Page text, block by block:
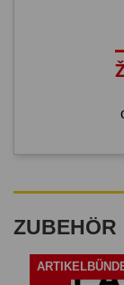
ZUBEHÖR